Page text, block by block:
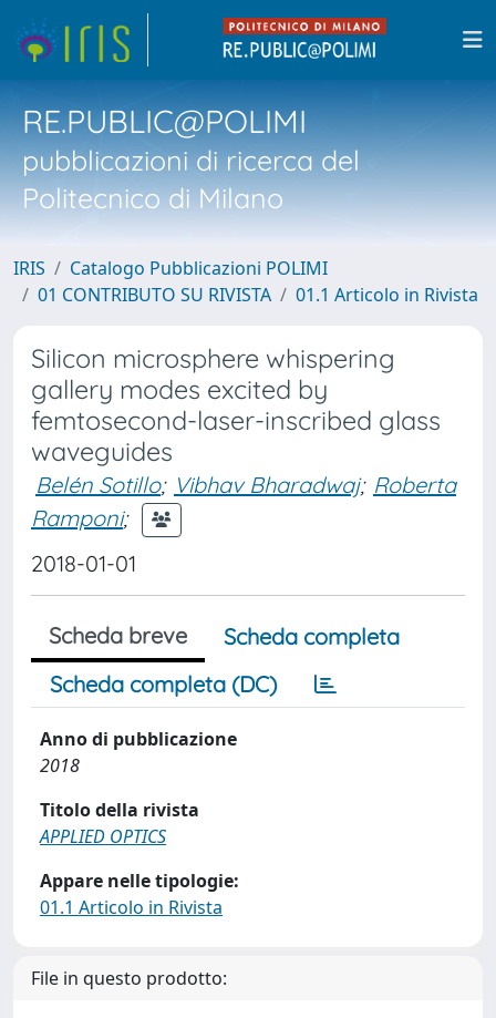
RE.PUBLIC@POLIMI
pubblicazioni di ricerca del
Politecnico di Milano
IRIS
Catalogo Pubblicazioni POLIMI
01 CONTRIBUTO SU RIVISTA
01.1 Articolo in Rivista
Silicon microsphere whispering
gallery modes excited by
femtosecond-laser-inscribed glass
waveguides
Belén Sotillo; Vibhav Bharadwaj; Roberta
Ramponi;
2018-01-01
Scheda breve
Scheda completa
Scheda completa (DC)
Anno di pubblicazione
2018
Titolo della rivista
APPLIED OPTICS
Appare nelle tipologie:
01.1 Articolo in Rivista
File in questo prodotto: